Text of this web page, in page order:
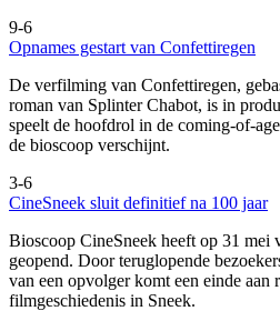
9-6
Opnames gestart van Confettiregen
De verfilming van Confettiregen,
roman van Splinter Chabot, is in
speelt de hoofdrol in de coming-of-
de bioscoop verschijnt.
3-6
CineSneek sluit definitief na 100 jaar
Bioscoop CineSneek heeft op 31 mei
geopend. Door teruglopende
van een opvolger komt een einde aan
filmgeschiedenis in Sneek.